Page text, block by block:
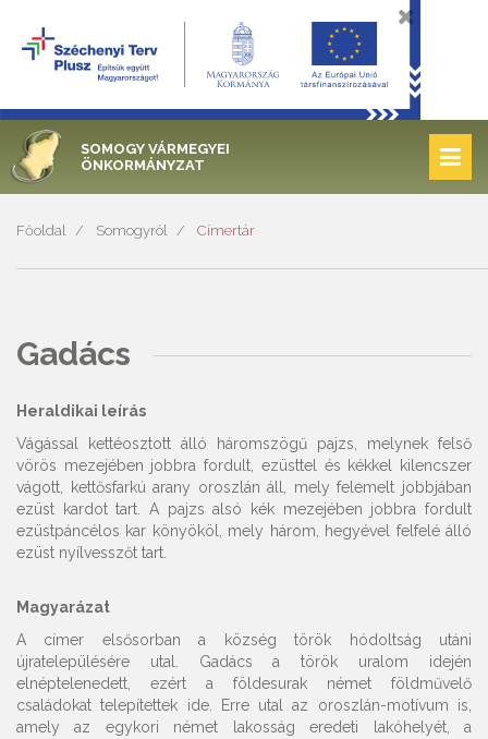
SOMOGY VÁRMEGYEI
ÖNKORMÁNYZAT
Főoldal Somogyról Címertár
Gadács
Heraldikai leírás
Vágással kettéosztott álló háromszögű pajzs, melynek felső
vörös mezejében jobbra fordult, ezüsttel és kékkel kilencszer
vágott, kettősfarkú arany oroszlán áll, mely felemelt jobbjában
ezüst kardot tart. A pajzs alsó kék mezejében jobbra fordult
ezüstpáncélos kar könyököl, mely három, hegyével felfelé álló
ezüst nyílvesszőt tart.
Magyarázat
A címer elsősorban a község török hódoltság utáni
újratelepülésére utal. Gadács a török uralom idején
elnéptelenedett, ezért a földesurak német földművelő
családokat telepítettek ide. Erre utal az oroszlán-motívum is,
amely az egykori német lakosság eredeti lakóhelyét, a